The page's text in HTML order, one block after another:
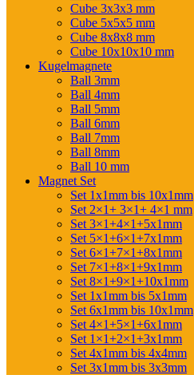
Cube 3x3x3 mm
Cube 5x5x5 mm
Cube 8x8x8 mm
Cube 10x10x10 mm
Kugelmagnete
Ball 3mm
Ball 4mm
Ball 5mm
Ball 6mm
Ball 7mm
Ball 8mm
Ball 10 mm
Magnet Set
Set 1x1mm bis 10x1mm
Set 2×1+ 3×1+ 4×1 mm
Set 3×1+4×1+5x1mm
Set 5×1+6×1+7x1mm
Set 6×1+7×1+8x1mm
Set 7×1+8×1+9x1mm
Set 8×1+9×1+10x1mm
Set 1x1mm bis 5x1mm
Set 6x1mm bis 10x1mm
Set 4×1+5×1+6x1mm
Set 1×1+2×1+3x1mm
Set 4x1mm bis 4x4mm
Set 3x1mm bis 3x3mm